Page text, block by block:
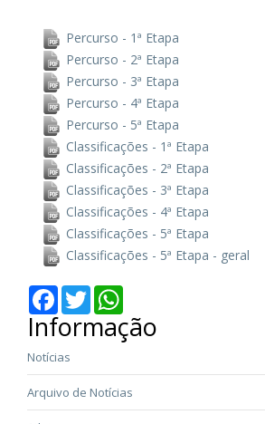
Percurso - 1ª Etapa
Percurso - 2ª Etapa
Percurso - 3ª Etapa
Percurso - 4ª Etapa
Percurso - 5ª Etapa
Classificações - 1ª Etapa
Classificações - 2ª Etapa
Classificações - 3ª Etapa
Classificações - 4ª Etapa
Classificações - 5ª Etapa
Classificações - 5ª Etapa - geral
Facebook
Twitter
Informação
Notícias
Arquivo de Notícias